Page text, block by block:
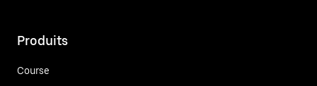
Produits
Course